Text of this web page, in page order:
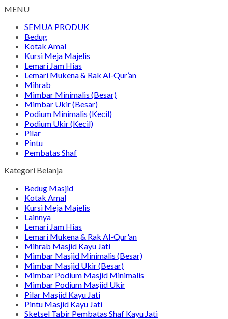
MENU
SEMUA PRODUK
Bedug
Kotak Amal
Kursi Meja Majelis
Lemari Jam Hias
Lemari Mukena & Rak Al-Qur’an
Mihrab
Mimbar Minimalis (Besar)
Mimbar Ukir (Besar)
Podium Minimalis (Kecil)
Podium Ukir (Kecil)
Pilar
Pintu
Pembatas Shaf
Kategori Belanja
Bedug Masjid
Kotak Amal
Kursi Meja Majelis
Lainnya
Lemari Jam Hias
Lemari Mukena & Rak Al-Qur'an
Mihrab Masjid Kayu Jati
Mimbar Masjid Minimalis (Besar)
Mimbar Masjid Ukir (Besar)
Mimbar Podium Masjid Minimalis
Mimbar Podium Masjid Ukir
Pilar Masjid Kayu Jati
Pintu Masjid Kayu Jati
Sketsel Tabir Pembatas Shaf Kayu Jati